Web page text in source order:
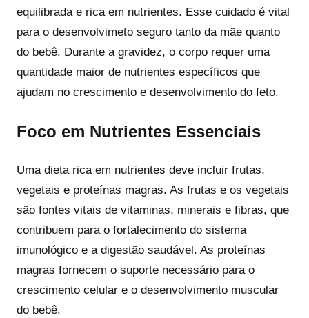
equilibrada e rica em nutrientes. Esse cuidado é vital
para o desenvolvimeto seguro tanto da mãe quanto
do bebê. Durante a gravidez, o corpo requer uma
quantidade maior de nutrientes específicos que
ajudam no crescimento e desenvolvimento do feto.
Foco em Nutrientes Essenciais
Uma dieta rica em nutrientes deve incluir frutas,
vegetais e proteínas magras. As frutas e os vegetais
são fontes vitais de vitaminas, minerais e fibras, que
contribuem para o fortalecimento do sistema
imunológico e a digestão saudável. As proteínas
magras fornecem o suporte necessário para o
crescimento celular e o desenvolvimento muscular
do bebê.